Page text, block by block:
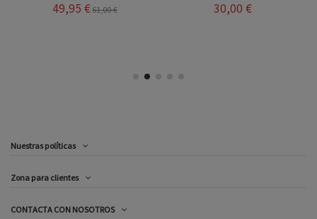
49,95 € 61,00 € 30,00 €
Nuestras políticas
Zona para clientes
CONTACTA CON NOSOTROS